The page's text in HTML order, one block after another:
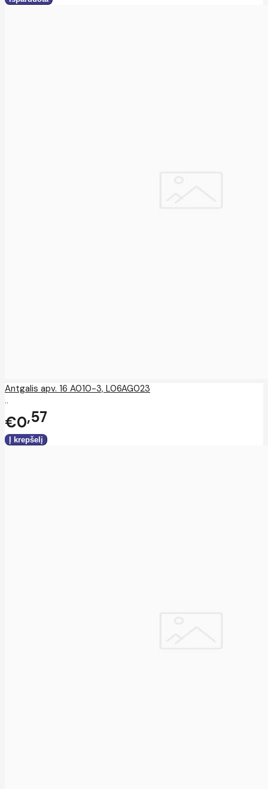
Antgalis apv. 16 A010-3, L06AG023
..
€0 57